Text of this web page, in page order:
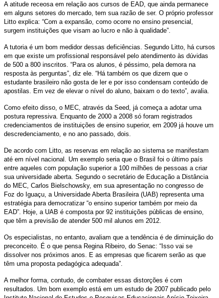
A atitude receosa em relação aos cursos de EAD, que ainda permanece
em alguns setores do mercado, tem sua razão de ser. O próprio professor
Litto explica: “Com a expansão, como ocorre no ensino presencial,
surgem instituições que visam ao lucro e não à qualidade”.
A tutoria é um bom medidor dessas deficiências. Segundo Litto, há cursos
em que existe um profissional responsável pelo atendimento às dúvidas
de 500 a 800 inscritos. “Para os alunos, é péssimo, pela demora na
resposta às perguntas”, diz ele. “Há também os que dizem que o
estudante brasileiro não gosta de ler e por isso condensam conteúdo de
apostilas. Em vez de elevar o nível do aluno, baixam o do texto”, avalia.
Como efeito disso, o MEC, através da Seed, já começa a adotar uma
postura repressiva. Enquanto de 2000 a 2008 só foram registrados
credenciamentos de instituições de ensino superior, em 2009 já houve um
descredenciamento, e no ano passado, dois.
De acordo com Litto, as reservas em relação ao sistema se manifestam
até em nível nacional. Um exemplo seria que o Brasil foi o último país
entre aqueles com população superior a 100 milhões de pessoas a criar
sua universidade aberta. Segundo o secretário de Educação a Distância
do MEC, Carlos Bielschowsky, em sua apresentação no congresso de
Foz do Iguaçu, a Universidade Aberta Brasileira (UAB) representa uma
estratégia para democratizar “o ensino superior também por meio da
EAD”. Hoje, a UAB é composta por 92 instituições públicas de ensino,
que têm a previsão de atender 500 mil alunos em 2012.
Os especialistas, no entanto, avaliam que a tendência é de diminuição do
preconceito. É o que pensa Regina Ribeiro, do Senac: “Isso vai se
dissolver nos próximos anos. E as empresas que ficarem serão as que
têm uma proposta pedagógica adequada”.
A melhor forma, contudo, de combater essas distorções é com
resultados. Um bom exemplo está em um estudo de 2007 publicado pelo